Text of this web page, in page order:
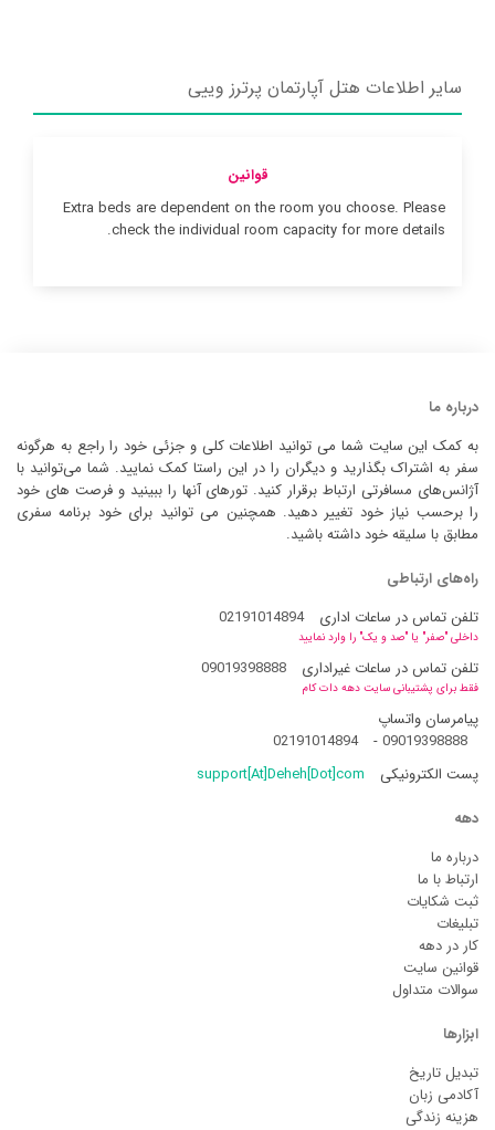
سایر اطلاعات هتل آپارتمان پرترز وییی
قوانین
Extra beds are dependent on the room you choose. Please
check the individual room capacity for more details.
درباره ما
به کمک این سایت شما می توانید اطلاعات کلی و جزئی خود را راجع به هرگونه
سفر به اشتراک بگذارید و دیگران را در این راستا کمک نمایید. شما می‌توانید با
آژانس‌های مسافرتی ارتباط برقرار کنید. تورهای آنها را ببینید و فرصت های خود
را برحسب نیاز خود تغییر دهید. همچنین می توانید برای خود برنامه سفری
مطابق با سلیقه خود داشته باشید.
راه‌های ارتباطی
تلفن تماس در ساعات اداری
02191014894
داخلی "صفر" یا "صد و یک" را وارد نمایید
تلفن تماس در ساعات غیراداری 09019398888
فقط برای پشتیبانی سایت دهه دات کام
پیامرسان واتساپ
09019398888
-
02191014894
پست الکترونیکی
support[At]Deheh[Dot]com
دهه
درباره ما
ارتباط با ما
ثبت شکایات
تبلیغات
کار در دهه
قوانین سایت
سوالات متداول
ابزارها
تبدیل تاریخ
آکادمی زبان
هزینه زندگی